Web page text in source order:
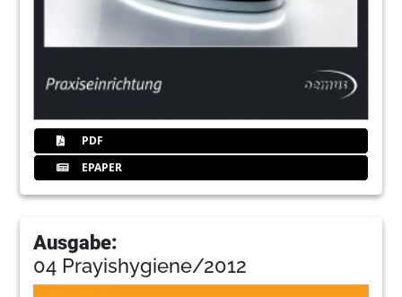
PDF
EPAPER
Ausgabe:
04 Prayishygiene/2012